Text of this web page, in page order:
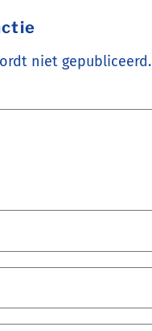
niet gepubliceerd.